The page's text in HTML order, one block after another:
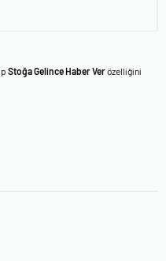
Stoğa Gelince Haber Verözelliğini